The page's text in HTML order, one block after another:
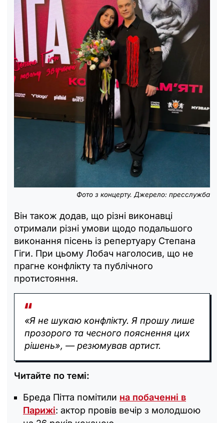
Фото з концерту. Джерело: пресслужба
Він також додав, що різні виконавці
отримали різні умови щодо подальшого
виконання пісень із репертуару Степана
Гіги. При цьому Лобач наголосив, що не
прагне конфлікту та публічного
протистояння.
«Я не шукаю конфлікту. Я прошу лише
прозорого та чесного пояснення цих
рішень», — резюмував артист.
Читайте по темі:
Бреда Пітта помітили на побаченні в
Парижі: актор провів вечір з молодшою